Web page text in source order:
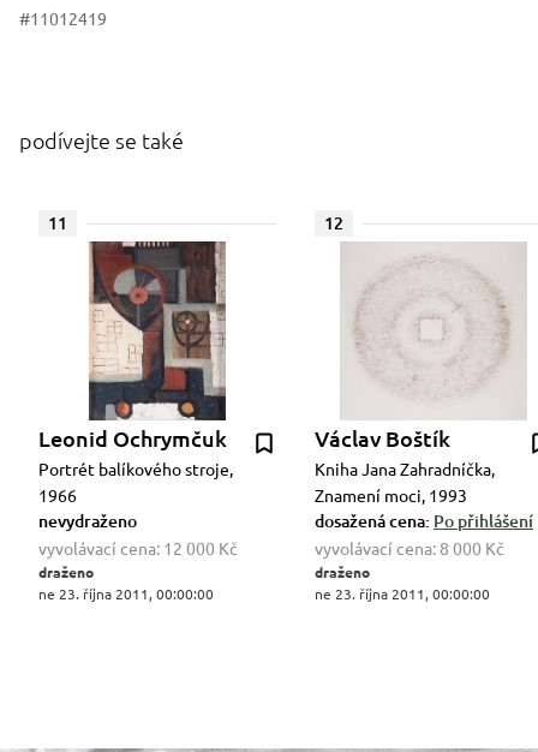
#11012419
podívejte se také
11
Leonid Ochrymčuk
Portrét balíkového stroje,
1966
nevydraženo
vyvolávací cena: 12 000 Kč
draženo
ne 23. října 2011, 00:00:00
12
Václav Boštík
Kniha Jana Zahradníčka,
Znamení moci, 1993
dosažená cena: Po přihlášení
vyvolávací cena: 8 000 Kč
draženo
ne 23. října 2011, 00:00:00